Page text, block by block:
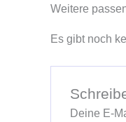
Weitere
Es gibt noch
Deine E-